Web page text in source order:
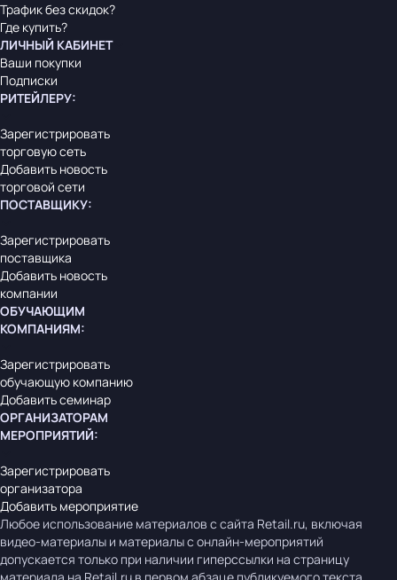
Трафик без скидок?
Где купить?
ЛИЧНЫЙ КАБИНЕТ
Ваши покупки
Подписки
РИТЕЙЛЕРУ:
Зарегистрировать
торговую сеть
Добавить новость
торговой сети
ПОСТАВЩИКУ:
Зарегистрировать
поставщика
Добавить новость
компании
ОБУЧАЮЩИМ
КОМПАНИЯМ:
Зарегистрировать
обучающую компанию
Добавить семинар
ОРГАНИЗАТОРАМ
МЕРОПРИЯТИЙ:
Зарегистрировать
организатора
Добавить мероприятие
Любое использование материалов с сайта Retail.ru, включая
видео-материалы и материалы с онлайн-мероприятий
допускается только при наличии гиперссылки на страницу
материала на Retail.ru в первом абзаце публикуемого текста.